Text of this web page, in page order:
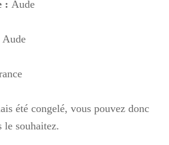
: Aude
Aude
été congelé, vous pouvez donc
le souhaitez.